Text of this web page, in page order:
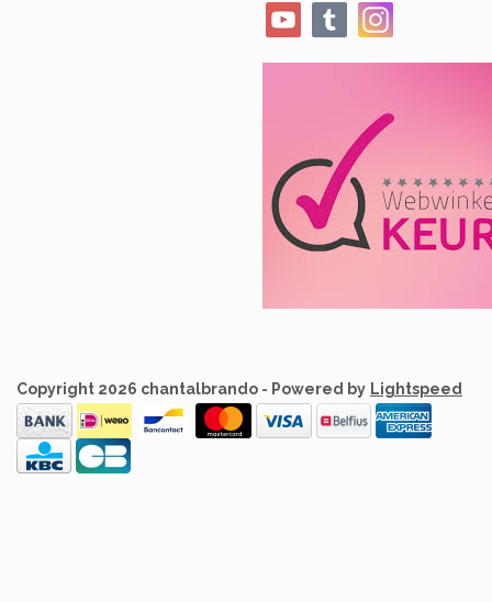
Copyright 2026 chantalbrando - Powered by Lightspeed